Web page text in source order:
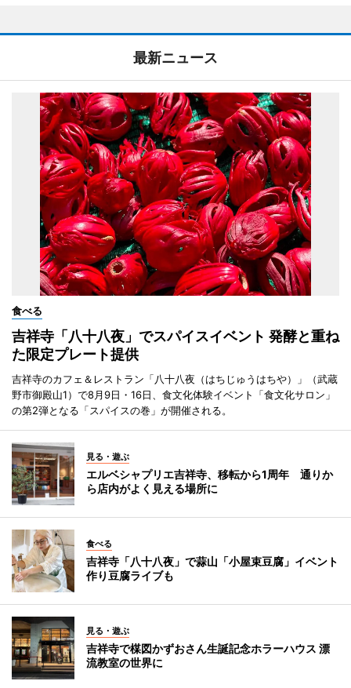
最新ニュース
食べる
吉祥寺「八十八夜」でスパイスイベント 発酵と重ね
た限定プレート提供
吉祥寺のカフェ＆レストラン「八十八夜（はちじゅうはちや）」（武蔵
野市御殿山1）で8月9日・16日、食文化体験イベント「食文化サロン」
の第2弾となる「スパイスの巻」が開催される。
見る・遊ぶ
エルベシャプリエ吉祥寺、移転から1周年 通りか
ら店内がよく見える場所に
食べる
吉祥寺「八十八夜」で蒜山「小屋束豆腐」イベント
作り豆腐ライブも
見る・遊ぶ
吉祥寺で楳図かずおさん生誕記念ホラーハウス 漂
流教室の世界に